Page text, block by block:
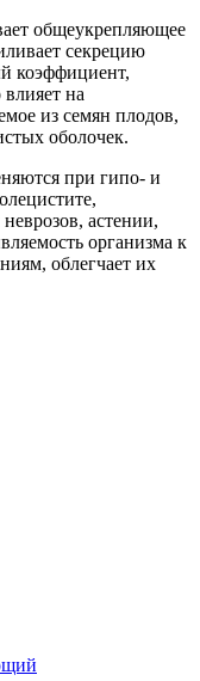
общеукрепляющее
секрецию
коэффициент,
на
из семян плодов,
оболочек.
при гипо- и
астении,
организма к
облегчает их